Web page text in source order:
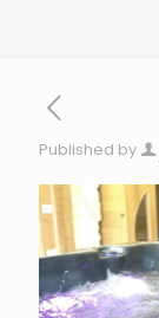
Published by